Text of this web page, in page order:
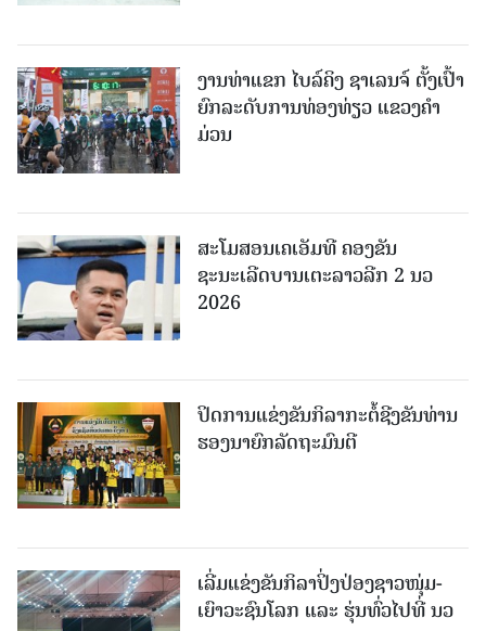
ງານທ່າແຂກ ໄບລ໌ຄິງ ຊາເລນຈ໌ ຕັ້ງເປົ້າ
ຍົກລະດັບການທ່ອງທ່ຽວ ແຂວງຄໍາ
ມ່ວນ
ສະໂມສອນເຄເອັມທີ ຄອງຂັນ
ຊະນະເລີດບານເຕະລາວລີກ 2 ນວ
2026
ປິດການແຂ່ງຂັນກິລາກະຕໍ້ຊີງຂັນທ່ານ
ຮອງນາຍົກລັດຖະມົນຕີ
ເລີ່ມແຂ່ງຂັນກິລາປິ່ງປ່ອງຊາວໜຸ່ມ-
ເຍົາວະຊົນໂລກ ແລະ ຮຸ່ນທົ່ວໄປທີ່ ນວ